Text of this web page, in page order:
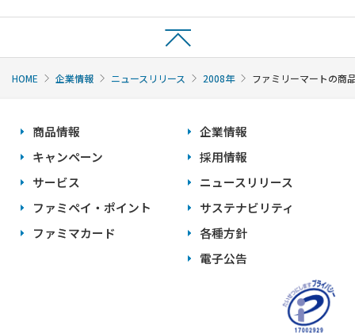
HOME 企業情報 ニュースリリース 2008年 ファミリーマートの商
商品情報
キャンペーン
サービス
ファミペイ・ポイント
ファミマカード
企業情報
採用情報
ニュースリリース
サステナビリティ
各種方針
電子公告